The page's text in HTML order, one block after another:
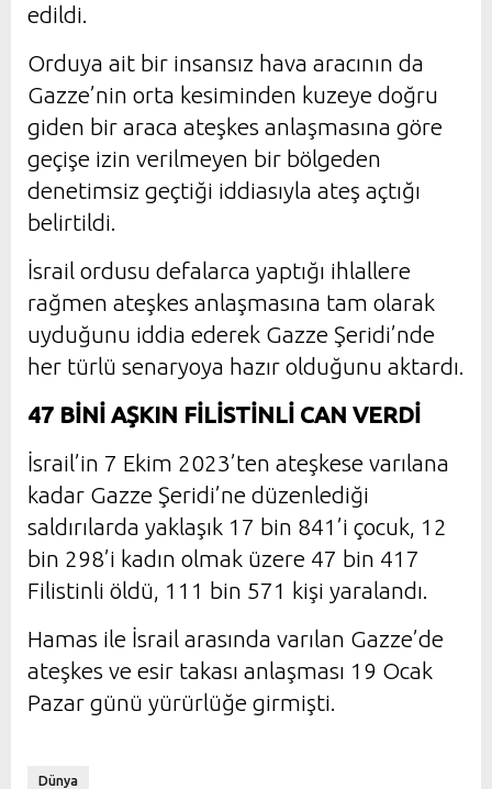
edildi.
Orduya ait bir insansız hava aracının da
Gazze’nin orta kesiminden kuzeye doğru
giden bir araca ateşkes anlaşmasına göre
geçişe izin verilmeyen bir bölgeden
denetimsiz geçtiği iddiasıyla ateş açtığı
belirtildi.
İsrail ordusu defalarca yaptığı ihlallere
rağmen ateşkes anlaşmasına tam olarak
uyduğunu iddia ederek Gazze Şeridi’nde
her türlü senaryoya hazır olduğunu aktardı.
47 BİNİ AŞKIN FİLİSTİNLİ CAN VERDİ
İsrail’in 7 Ekim 2023’ten ateşkese varılana
kadar Gazze Şeridi’ne düzenlediği
saldırılarda yaklaşık 17 bin 841’i çocuk, 12
bin 298’i kadın olmak üzere 47 bin 417
Filistinli öldü, 111 bin 571 kişi yaralandı.
Hamas ile İsrail arasında varılan Gazze’de
ateşkes ve esir takası anlaşması 19 Ocak
Pazar günü yürürlüğe girmişti.
Dünya